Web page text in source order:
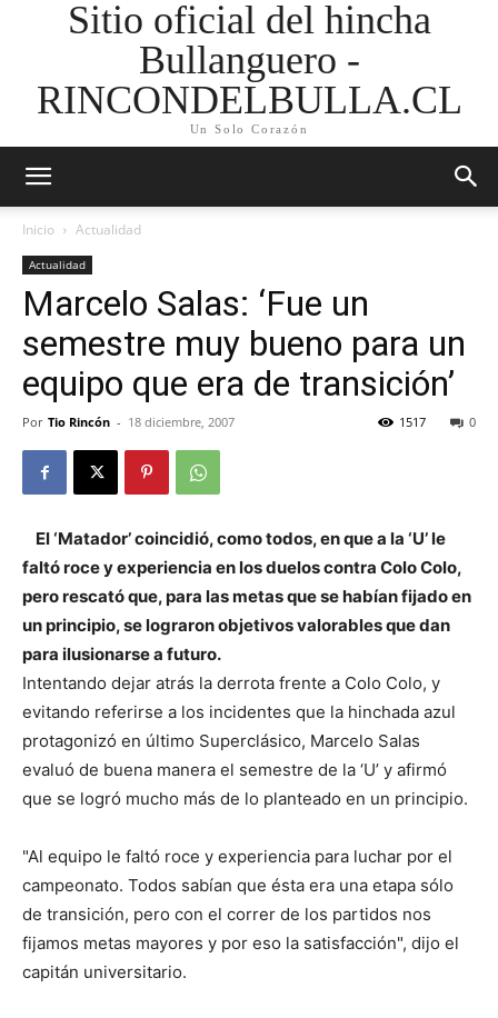
Sitio oficial del hincha
Bullanguero -
RINCONDELBULLA.CL
Un Solo Corazón
Inicio Actualidad
Actualidad
Marcelo Salas: ‘Fue un
semestre muy bueno para un
equipo que era de transición’
Por Tio Rincón - 18 diciembre, 2007 0
1517
El ‘Matador’ coincidió, como todos, en que a la ‘U’ le
faltó roce y experiencia en los duelos contra Colo Colo,
pero rescató que, para las metas que se habían fijado en
un principio, se lograron objetivos valorables que dan
para ilusionarse a futuro.
Intentando dejar atrás la derrota frente a Colo Colo, y
evitando referirse a los incidentes que la hinchada azul
protagonizó en último Superclásico, Marcelo Salas
evaluó de buena manera el semestre de la ‘U’ y afirmó
que se logró mucho más de lo planteado en un principio.
"Al equipo le faltó roce y experiencia para luchar por el
campeonato. Todos sabían que ésta era una etapa sólo
de transición, pero con el correr de los partidos nos
fijamos metas mayores y por eso la satisfacción", dijo el
capitán universitario.